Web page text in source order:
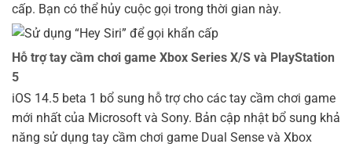
cấp. Bạn có thể hủy cuộc gọi trong thời gian này.
Hỗ trợ tay cầm chơi game Xbox Series X/S và PlayStation
5
iOS 14.5 beta 1 bổ sung hỗ trợ cho các tay cầm chơi game
mới nhất của Microsoft và Sony. Bản cập nhật bổ sung khả
năng sử dụng tay cầm chơi game Dual Sense và Xbox